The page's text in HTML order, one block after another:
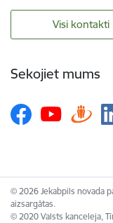
Visi kontakti
Sekojiet mums
© 2026 Jekabpils novada
aizsargātas.
© 2020 Valsts kanceleja,